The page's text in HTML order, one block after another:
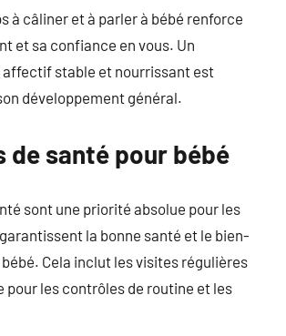
à câliner et à parler à bébé renforce
et sa confiance en vous. Un
stable et nourrissant est
développement général.
de santé pour bébé
sont une priorité absolue pour les
la bonne santé et le bien-
Cela inclut les visites régulières
pour les contrôles de routine et les